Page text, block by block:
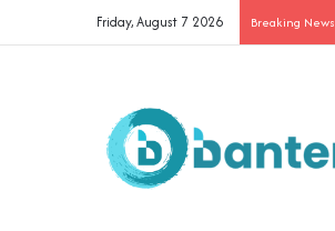
Friday, August 7 2026 Breaking News